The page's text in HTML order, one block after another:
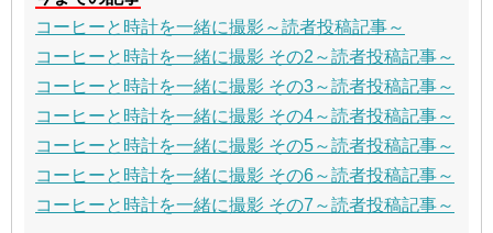
コーヒーと時計を一緒に撮影～読者投稿記事～
コーヒーと時計を一緒に撮影 その2～読者投稿記事～
コーヒーと時計を一緒に撮影 その3～読者投稿記事～
コーヒーと時計を一緒に撮影 その4～読者投稿記事～
コーヒーと時計を一緒に撮影 その5～読者投稿記事～
コーヒーと時計を一緒に撮影 その6～読者投稿記事～
コーヒーと時計を一緒に撮影 その7～読者投稿記事～